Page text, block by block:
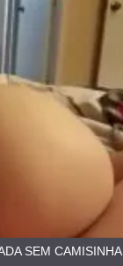
SEM CAMISINHA